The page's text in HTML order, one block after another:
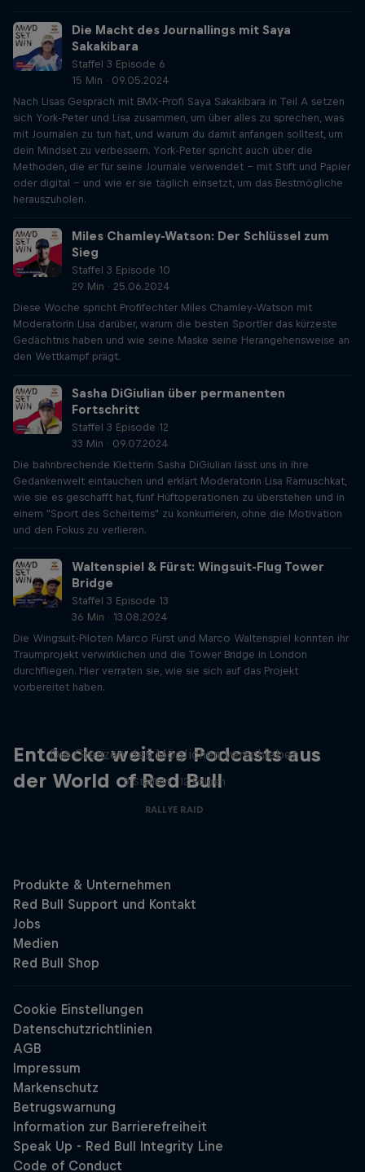
Die Macht des Journallings mit Saya
Sakakibara
Staffel 3 Episode 6
15 Min · 09.05.2024
Nach Lisas Gespräch mit BMX-Profi Saya Sakakibara in Teil A setzen
sich York-Peter und Lisa zusammen, um über alles zu sprechen, was
mit Journalen zu tun hat, und warum du damit anfangen solltest, um
dein Mindset zu verbessern. York-Peter spricht auch über die
Methoden, die er für seine Journale verwendet - mit Stift und Papier
oder digital - und wie er sie täglich einsetzt, um das Bestmögliche
herauszuholen.
Miles Chamley-Watson: Der Schlüssel zum
Sieg
Staffel 3 Episode 10
29 Min · 25.06.2024
Diese Woche spricht Profifechter Miles Chamley-Watson mit
Moderatorin Lisa darüber, warum die besten Sportler das kürzeste
Gedächtnis haben und wie seine Maske seine Herangehensweise an
den Wettkampf prägt.
Sasha DiGiulian über permanenten
Fortschritt
Staffel 3 Episode 12
33 Min · 09.07.2024
Die bahnbrechende Kletterin Sasha DiGiulian lässt uns in ihre
Gedankenwelt eintauchen und erklärt Moderatorin Lisa Ramuschkat,
wie sie es geschafft hat, fünf Hüftoperationen zu überstehen und in
einem "Sport des Scheiterns" zu konkurrieren, ohne die Motivation
und den Fokus zu verlieren.
Waltenspiel & Fürst: Wingsuit-Flug Tower
Bridge
Staffel 3 Episode 13
36 Min · 13.08.2024
Die Wingsuit-Piloten Marco Fürst und Marco Waltenspiel konnten ihr
Traumprojekt verwirklichen und die Tower Bridge in London
durchfliegen. Hier verraten sie, wie sie sich auf das Projekt
vorbereitet haben.
Entdecke weitere Podcasts aus
der World of Red Bull
Die Grenzen des Möglichen verschieben
3 Staffeln · 12 Folgen
RALLYE RAID